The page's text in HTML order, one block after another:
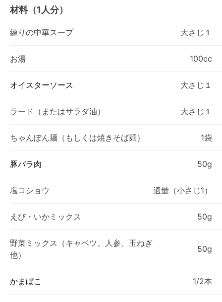
材料（1人分）
練りの中華スープ 大さじ１
お湯 100cc
オイスターソース 大さじ１
ラード（またはサラダ油） 大さじ１
ちゃんぽん麺（もしくは焼きそば麺） 1袋
豚バラ肉 50g
塩コショウ 適量（小さじ1）
えび・いかミックス 50g
野菜ミックス（キャベツ、人参、玉ねぎ
他）
50g
かまぼこ 1/2本